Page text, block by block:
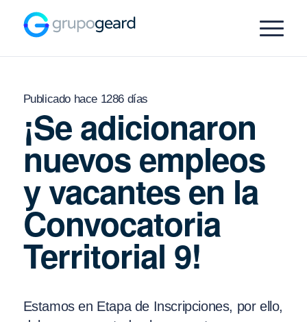
Publicado hace 1286 días
¡Se adicionaron
nuevos empleos
y vacantes en la
Convocatoria
Territorial 9!
Estamos en Etapa de Inscripciones, por ello,